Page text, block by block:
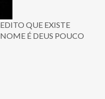
QUE EXISTE
É DEUS POUCO